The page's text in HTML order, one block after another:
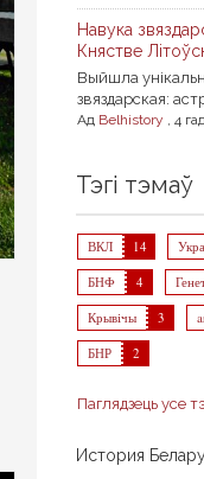
Навука
Княстве
Выйшла
звяздарская:
Ад Belhistory ,4
Тэгі тэмаў
ВКЛ 14
БНФ
4
Крывічы
3
БНР
2
Паглядзець усе
История